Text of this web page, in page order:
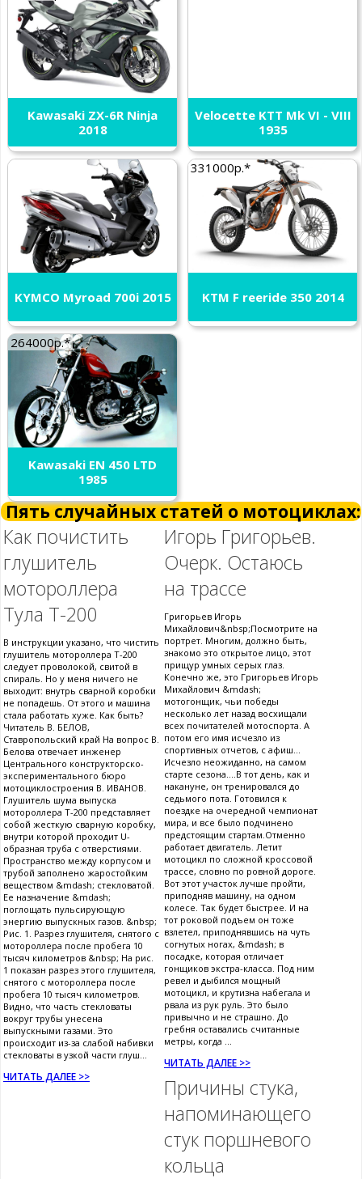
Kawasaki ZX-6R Ninja
2018
Velocette KTT Mk VI - VIII
1935
KYMCO Myroad 700i 2015
331000р.*
KTM F reeride 350 2014
264000р.*
Kawasaki EN 450 LTD
1985
Пять случайных статей о мотоциклах:
Как почистить
глушитель
мотороллера
Тула Т-200
В инструкции указано, что чистить
глушитель мотороллера Т-200
следует проволокой, свитой в
спираль. Но у меня ничего не
выходит: внутрь сварной коробки
не попадешь. От этого и машина
стала работать хуже. Как быть?
Читатель В. БЕЛОВ,
Ставропольский край На вопрос В.
Белова отвечает инженер
Центрального конструкторско-
экспериментального бюро
мотоциклостроения В. ИВАНОВ.
Глушитель шума выпуска
мотороллера Т-200 представляет
собой жесткую сварную коробку,
внутри которой проходит U-
образная труба с отверстиями.
Пространство между корпусом и
трубой заполнено жаростойким
веществом &mdash; стекловатой.
Ее назначение &mdash;
поглощать пульсирующую
энергию выпускных газов. &nbsp;
Рис. 1. Разрез глушителя, снятого с
мотороллера после пробега 10
тысяч километров &nbsp; На рис.
1 показан разрез этого глушителя,
снятого с мотороллера после
пробега 10 тысяч километров.
Видно, что часть стекловаты
вокруг трубы унесена
выпускными газами. Это
происходит из-за слабой набивки
стекловаты в узкой части глуш...
ЧИТАТЬ ДАЛЕЕ >>
Игорь Григорьев.
Очерк. Остаюсь
на трассе
Григорьев Игорь
Михайлович&nbsp;Посмотрите на
портрет. Многим, должно быть,
знакомо это открытое лицо, этот
прищур умных серых глаз.
Конечно же, это Григорьев Игорь
Михайлович &mdash;
мотогонщик, чьи победы
несколько лет назад восхищали
всех почитателей мотоспорта. А
потом его имя исчезло из
спортивных отчетов, с афиш...
Исчезло неожиданно, на самом
старте сезона....В тот день, как и
накануне, он тренировался до
седьмого пота. Готовился к
поездке на очередной чемпионат
мира, и все было подчинено
предстоящим стартам.Отменно
работает двигатель. Летит
мотоцикл по сложной кроссовой
трассе, словно по ровной дороге.
Вот этот участок лучше пройти,
приподняв машину, на одном
колесе. Так будет быстрее. И на
тот роковой подъем он тоже
взлетел, приподнявшись на чуть
согнутых ногах, &mdash; в
посадке, которая отличает
гонщиков экстра-класса. Под ним
ревел и дыбился мощный
мотоцикл, и крутизна набегала и
рвала из рук руль. Это было
привычно и не страшно. До
гребня оставались считанные
метры, когда ...
ЧИТАТЬ ДАЛЕЕ >>
Причины стука,
напоминающего
стук поршневого
кольца